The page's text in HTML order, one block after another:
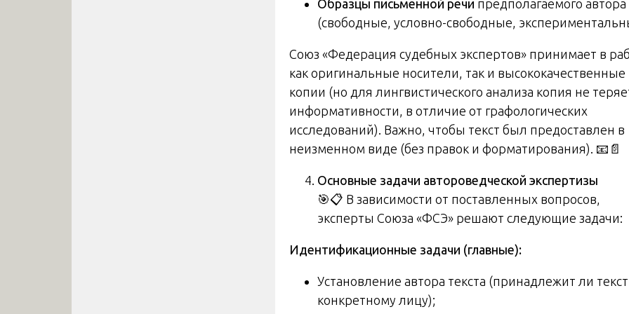
Образцы письменной речи предполагаемого автора
(свободные, условно-свободные,
Союз «Федерация судебных экспертов» принимает в
как оригинальные носители, так и высококачественные
копии (но для лингвистического анализа копия не
информативности, в отличие от графологических
исследований). Важно, чтобы текст был предоставлен в
неизменном виде (без правок и форматирования). 📧📄
Основные задачи автороведческой экспертизы
🎯📋 В зависимости от поставленных вопросов,
эксперты Союза «ФСЭ» решают следующие задачи:
Идентификационные задачи (главные):
Установление автора текста (принадлежит ли текст
конкретному лицу);